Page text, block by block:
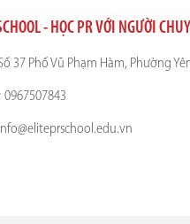
- HỌC PR VỚI NGƯỜI
37 Phố Vũ Phạm Hàm, Phường
0967507843